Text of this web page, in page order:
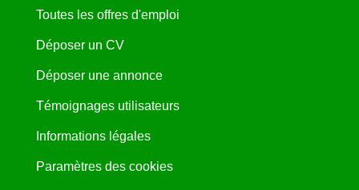
Toutes les offres d'emploi
Déposer un CV
Déposer une annonce
Témoignages utilisateurs
Informations légales
Paramètres des cookies